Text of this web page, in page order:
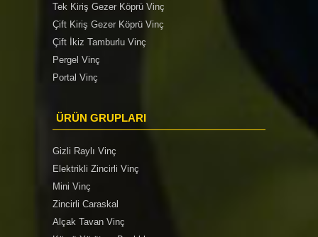
Tek Kiriş Gezer Köprü Vinç
Çift Kiriş Gezer Köprü Vinç
Çift İkiz Tamburlu Vinç
Pergel Vinç
Portal Vinç
ÜRÜN GRUPLARI
Gizli Raylı Vinç
Elektrikli Zincirli Vinç
Mini Vinç
Zincirli Caraskal
Alçak Tavan Vinç